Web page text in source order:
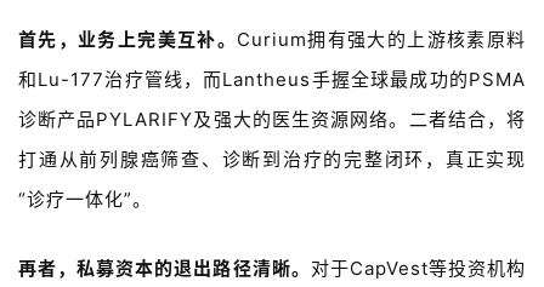
药
时
代
苑
A
登录 注册
首先，业务上完美互补。 Curium拥有强大的上游核素原料
和Lu-177治疗管线，而Lantheus手握全球最成功的PSMA
诊断产品PYLARIFY及强大的医生资源网络。二者结合，将
打通从前列腺癌筛查、诊断到治疗的完整闭环，真正实现
“诊疗一体化”。
再者，私募资本的退出路径清晰。 对于CapVest等投资机构